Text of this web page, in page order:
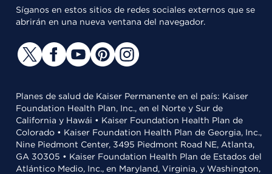
Síganos en estos sitios de redes sociales externos que se
abrirán en una nueva ventana del navegador.
Planes de salud de Kaiser Permanente en el país: Kaiser
Foundation Health Plan, Inc., en el Norte y Sur de
California y Hawái • Kaiser Foundation Health Plan de
Colorado • Kaiser Foundation Health Plan de Georgia, Inc.,
Nine Piedmont Center, 3495 Piedmont Road NE, Atlanta,
GA 30305 • Kaiser Foundation Health Plan de Estados del
Atlántico Medio, Inc., en Maryland, Virginia, y Washington,